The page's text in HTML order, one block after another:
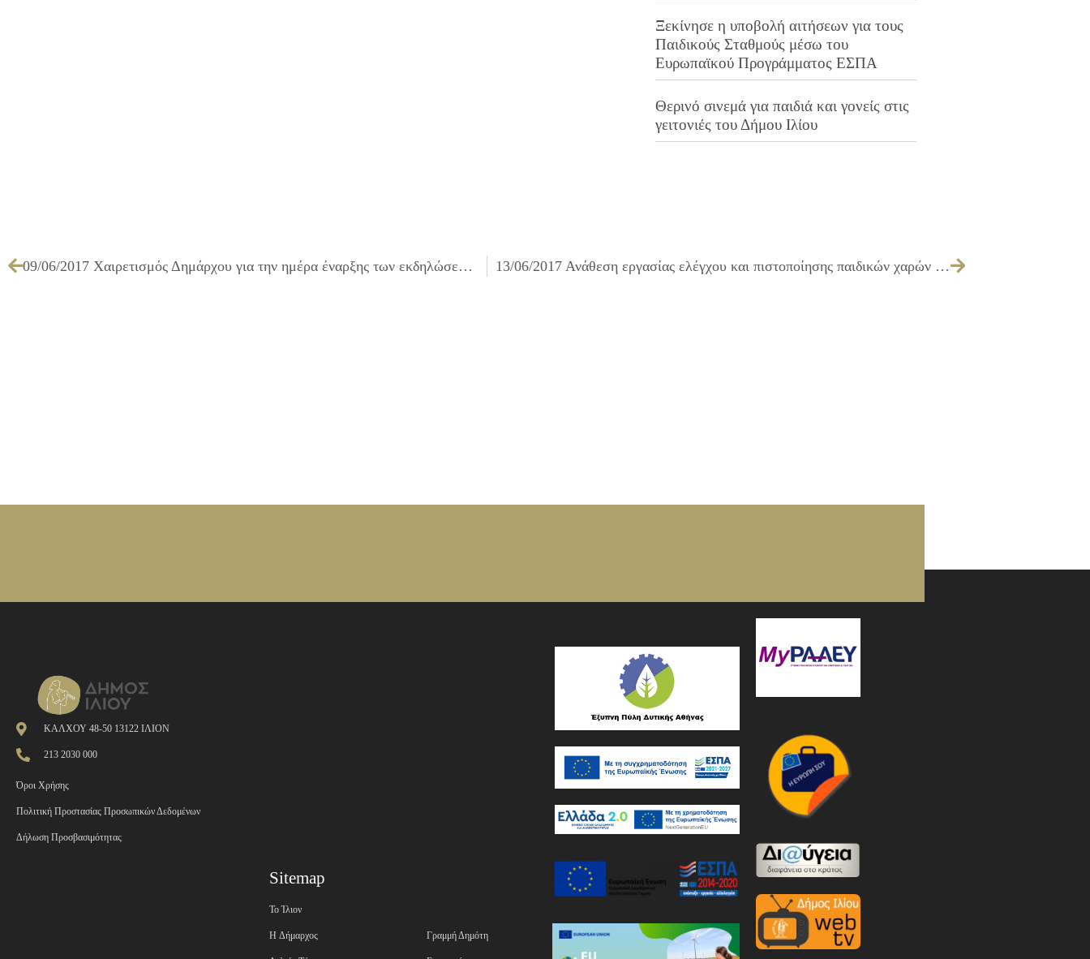
Ξεκίνησε η υποβολή αιτήσεων για τους
Παιδικούς Σταθμούς μέσω του
Ευρωπαϊκού Προγράμματος ΕΣΠΑ
Θερινό σινεμά για παιδιά και γονείς στις
γειτονιές του Δήμου Ιλίου
09/06/2017 Χαιρετισμός Δημάρχου για την ημέρα έναρξης των εκδηλώσεων «ΙΛΙΑ 2017» 13/06/2017 Ανάθεση εργασίας ελέγχου και πιστοποίησης παιδικών χαρών του Δήμου
ΚΑΛΧΟΥ 48-50 13122 ΙΛΙΟΝ
213 2030 000
Όροι Χρήσης
Πολιτική Προστασίας Προσωπικών Δεδομένων
Δήλωση Προσβασιμότητας
Sitemap
Το Ίλιον
H Δήμαρχος Γραμμή Δημότη